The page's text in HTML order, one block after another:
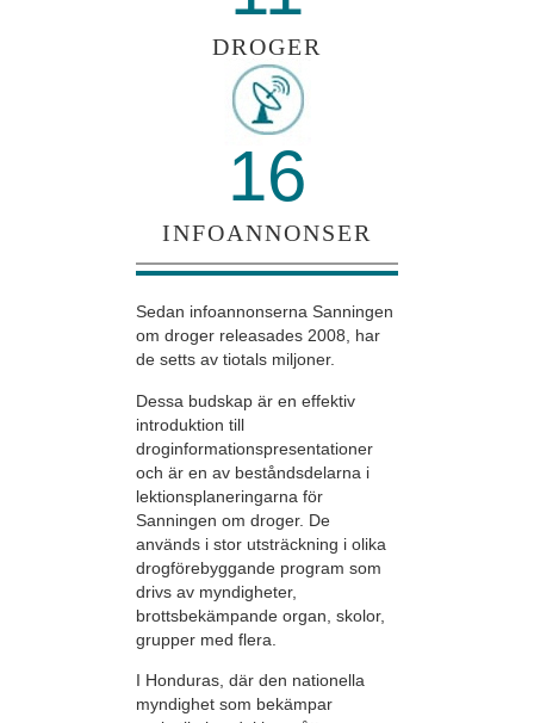
DROGER
16
INFOANNONSER
Sedan infoannonserna Sanningen
om droger releasades 2008, har
de setts av tiotals miljoner.
Dessa budskap är en effektiv
introduktion till
droginformationspresentationer
och är en av beståndsdelarna i
lektionsplaneringarna för
Sanningen om droger. De
används i stor utsträckning i olika
drogförebyggande program som
drivs av myndigheter,
brottsbekämpande organ, skolor,
grupper med flera.
I Honduras, där den nationella
myndighet som bekämpar